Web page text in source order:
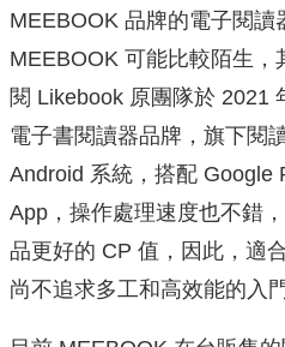
MEEBOOK 品牌的電子閱讀
MEEBOOK 可能比較陌生
閱 Likebook 原團隊於 2021
電子書閱讀器品牌，旗下閱
Android 系統，搭配 Google
App，操作處理速度也不錯
品更好的 CP 值，因此，適
尚不追求多工和高效能的入門